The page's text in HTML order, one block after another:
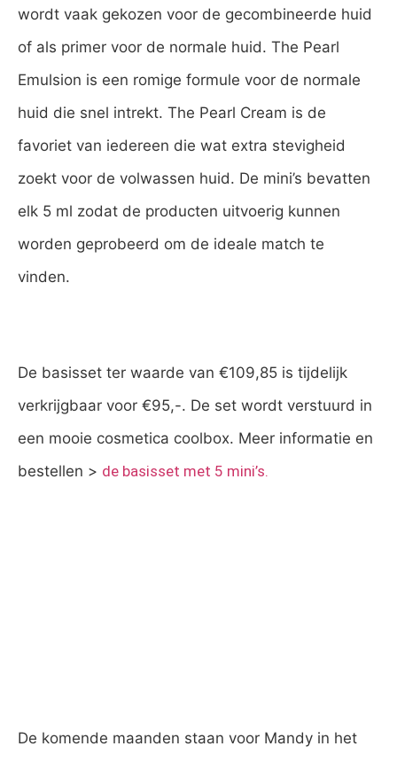
wordt vaak gekozen voor de gecombineerde huid
of als primer voor de normale huid. The Pearl
Emulsion is een romige formule voor de normale
huid die snel intrekt. The Pearl Cream is de
favoriet van iedereen die wat extra stevigheid
zoekt voor de volwassen huid. De mini’s bevatten
elk 5 ml zodat de producten uitvoerig kunnen
worden geprobeerd om de ideale match te
vinden.
De basisset ter waarde van €109,85 is tijdelijk
verkrijgbaar voor €95,-. De set wordt verstuurd in
een mooie cosmetica coolbox. Meer informatie en
bestellen > de basisset met 5 mini’s.
De komende maanden staan voor Mandy in het